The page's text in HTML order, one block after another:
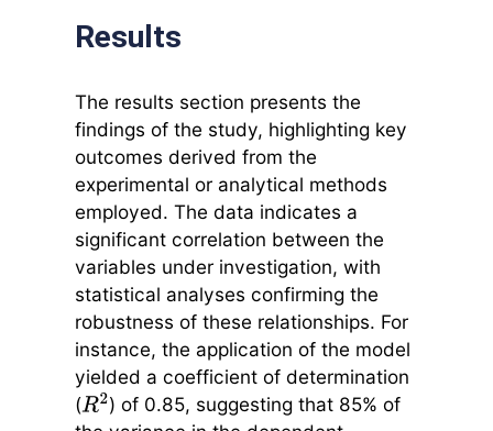
Results
The results section presents the
findings of the study, highlighting key
outcomes derived from the
experimental or analytical methods
employed. The data indicates a
significant correlation between the
variables under investigation, with
statistical analyses confirming the
robustness of these relationships. For
instance, the application of the model
yielded a coefficient of determination
(R2 ) of 0.85, suggesting that 85% of